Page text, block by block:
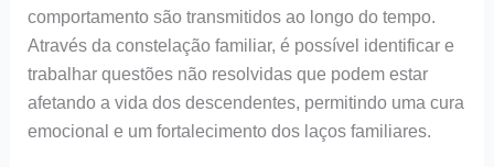
comportamento são transmitidos ao longo do tempo.
Através da constelação familiar, é possível identificar e
trabalhar questões não resolvidas que podem estar
afetando a vida dos descendentes, permitindo uma cura
emocional e um fortalecimento dos laços familiares.